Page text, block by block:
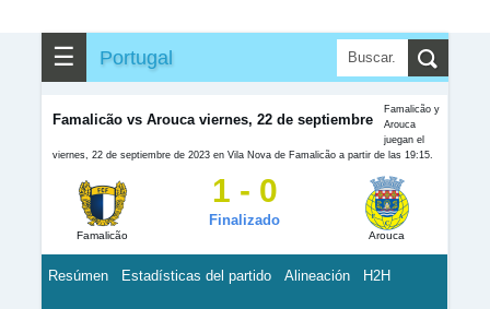
☰ Portugal
Famalicão vs Arouca viernes, 22 de septiembre
Famalicão y
Arouca
juegan el
viernes, 22 de septiembre de 2023 en Vila Nova de Famalicão a partir de las 19:15.
Famalicão
1 - 0
Finalizado
Arouca
Resúmen Estadísticas del partido Alineación H2H